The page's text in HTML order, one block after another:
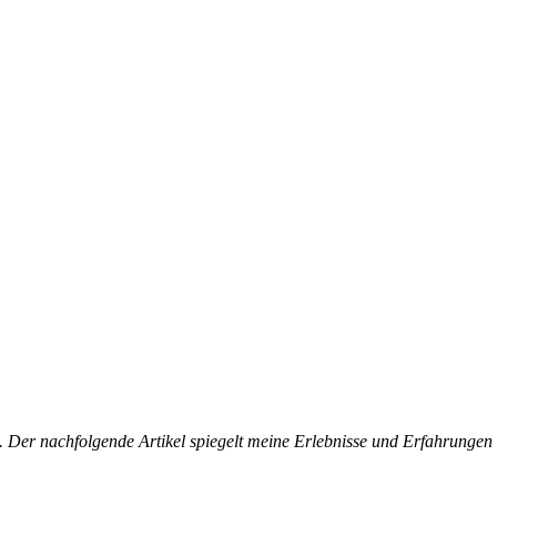
nachfolgende Artikel spiegelt meine Erlebnisse und Erfahrungen